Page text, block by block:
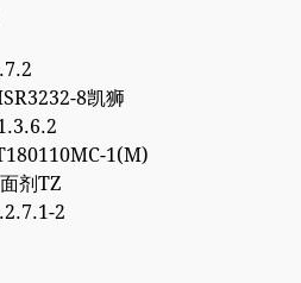
8凯狮
1(M)
剂TZ
2